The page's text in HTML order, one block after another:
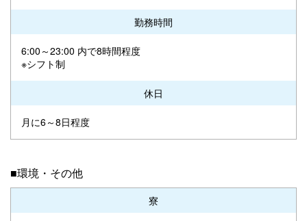
勤務時間
6:00～23:00 内で8時間程度
※シフト制
休日
月に6～8日程度
■環境・その他
寮